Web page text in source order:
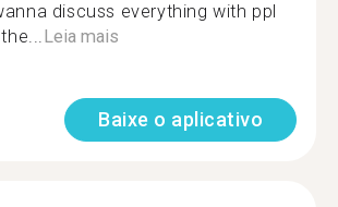
discuss everything with ppl
Leia mais
Baixe o aplicativo